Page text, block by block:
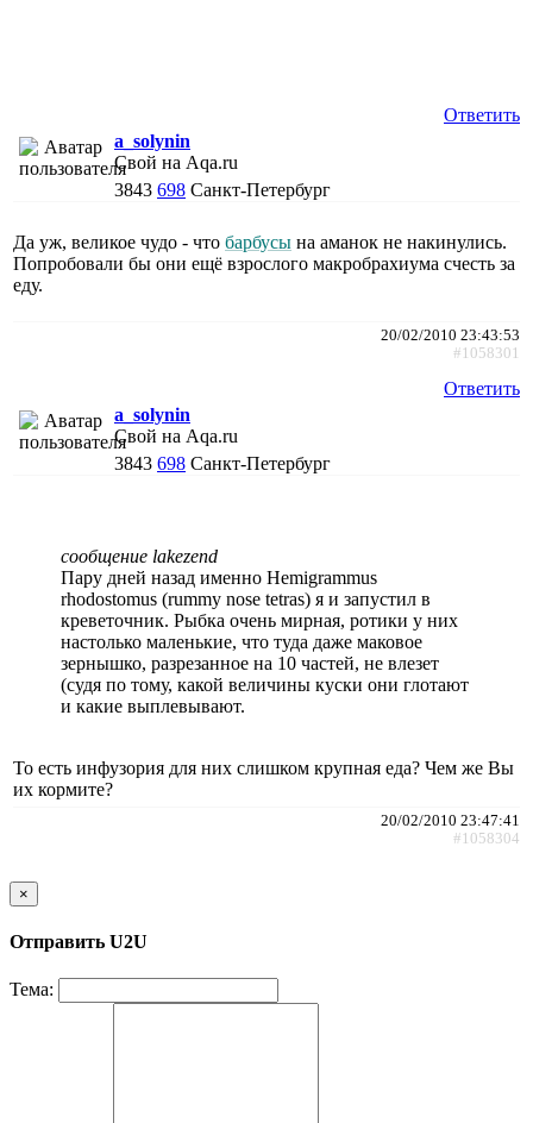
Ответить
a_solynin
Свой на Aqa.ru
3843 698 Санкт-Петербург
Да уж, великое чудо - что барбусы на аманок не накинулись.
Попробовали бы они ещё взрослого макробрахиума счесть за
еду.
20/02/2010 23:43:53
#1058301
Ответить
a_solynin
Свой на Aqa.ru
3843 698 Санкт-Петербург
сообщение lakezend
Пару дней назад именно Hemigrammus
rhodostomus (rummy nose tetras) я и запустил в
креветочник. Рыбка очень мирная, ротики у них
настолько маленькие, что туда даже маковое
зернышко, разрезанное на 10 частей, не влезет
(судя по тому, какой величины куски они глотают
и какие выплевывают.
То есть инфузория для них слишком крупная еда? Чем же Вы
их кормите?
20/02/2010 23:47:41
#1058304
×
Отправить U2U
Тема: